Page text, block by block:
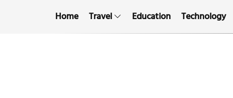
Home Travel Education Technology